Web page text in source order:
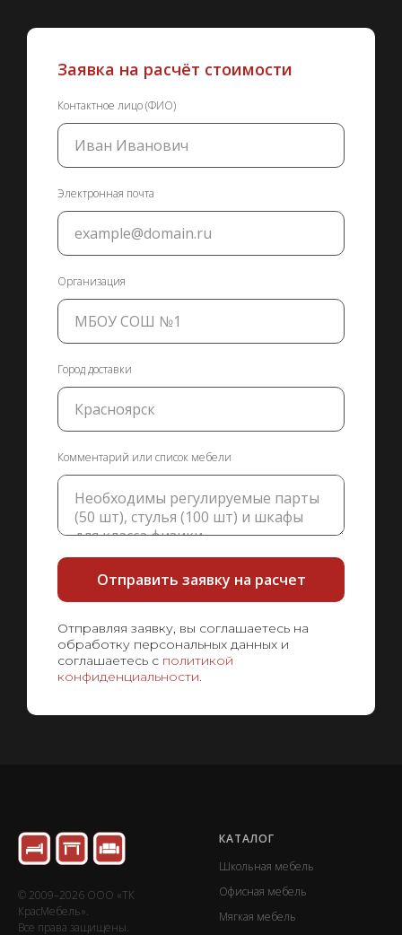
Заявка на расчёт стоимости
Контактное лицо (ФИО)
Электронная почта
Организация
Город доставки
Комментарий или список мебели
Отправить заявку на расчет
Отправляя заявку, вы соглашаетесь на
обработку персональных данных и
соглашаетесь с политикой
конфиденциальности
© 2009–2026 ООО «ТК
КрасМебель».
Все права защищены.
КАТАЛОГ
Школьная мебель
Офисная мебель
Мягкая мебель